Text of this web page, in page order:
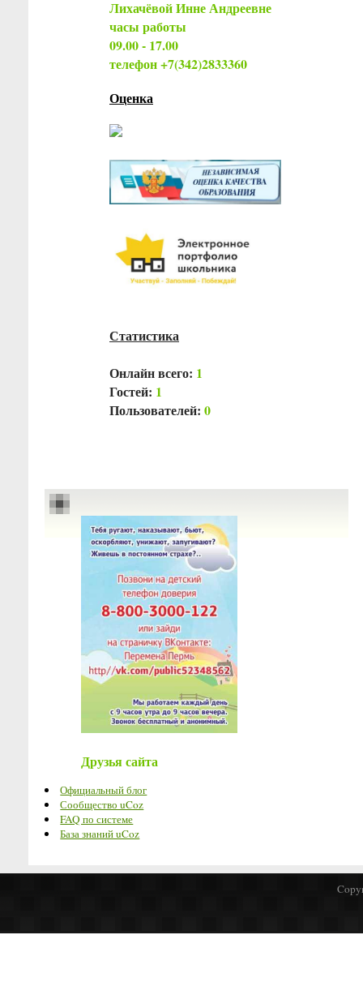
Лихачёвой Инне Андреевне
часы работы
09.00 - 17.00
телефон +7(342)2833360
Оценка
Статистика
Онлайн всего: 1
Гостей: 1
Пользователей: 0
Друзья сайта
Официальный блог
Сообщество uCoz
FAQ по системе
База знаний uCoz